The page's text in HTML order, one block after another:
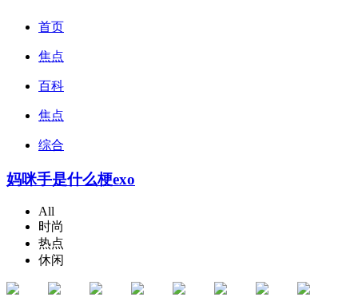
首页
焦点
百科
焦点
综合
妈咪手是什么梗exo
All
时尚
热点
休闲